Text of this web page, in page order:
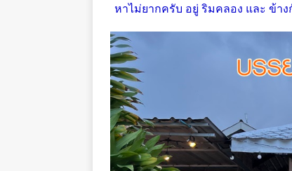
หาไม่ยากครับ อยู่ ริมคลอง และ ข้า